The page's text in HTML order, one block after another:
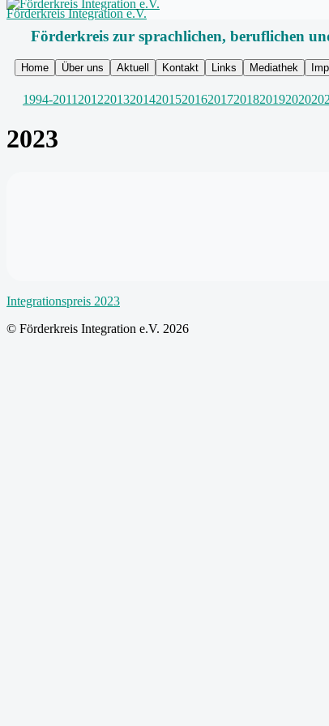
Förderkreis Integration e.V.
Förderkreis zur sprachlichen, beruflichen
Home Über uns Aktuell Kontakt Links Mediathek
1994-2011 201220132014201520162017201820192020
2023
Integrationspreis 2023
© Förderkreis Integration e.V. 2026